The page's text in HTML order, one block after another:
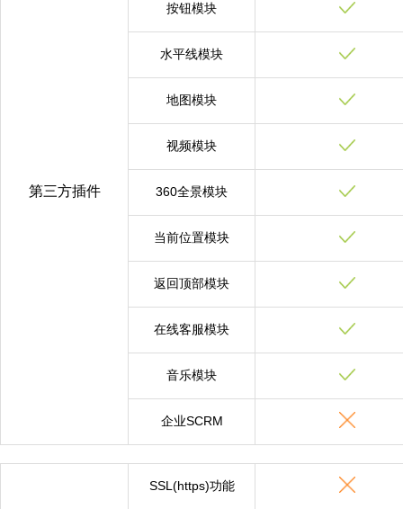
第三方插件
按钮模块
水平线模块
地图模块
视频模块
360全景模块
当前位置模块
返回顶部模块
在线客服模块
音乐模块
企业SCRM
SSL(https)功能